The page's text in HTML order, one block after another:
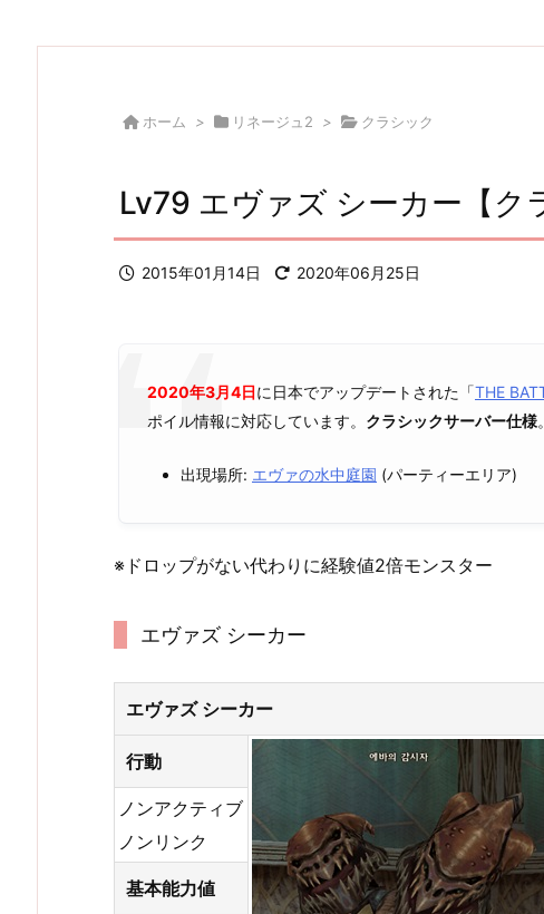
ホーム > リネージュ2 > クラシック
Lv79 エヴァズ シーカー【ク
2015年01月14日 2020年06月25日
2020年3月4日に日本でアップデートされた「THE
ポイル情報に対応しています。 クラシックサーバー仕様。
出現場所: エヴァの水中庭園 (パーティーエリア)
※ドロップがない代わりに経験値2倍モンスター
エヴァズ シーカー
エヴァズ シーカー
行動
ノンアクティブ
ノンリンク
基本能力値